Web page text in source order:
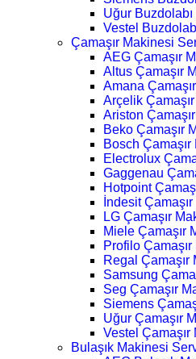
Uğur
Vestel
Çamaşır Makinesi
AEG Çamaşır
Altus Çamaşır
Amana
Arçelik
Ariston
Beko Çamaşır
Bosch
Electrolux
Gaggenau
Hotpoint
İndesit
LG Çamaşır
Miele Çamaşır
Profilo
Regal
Samsung
Seg Çamaşır
Siemens
Uğur Çamaşır
Vestel
Bulaşık Makinesi